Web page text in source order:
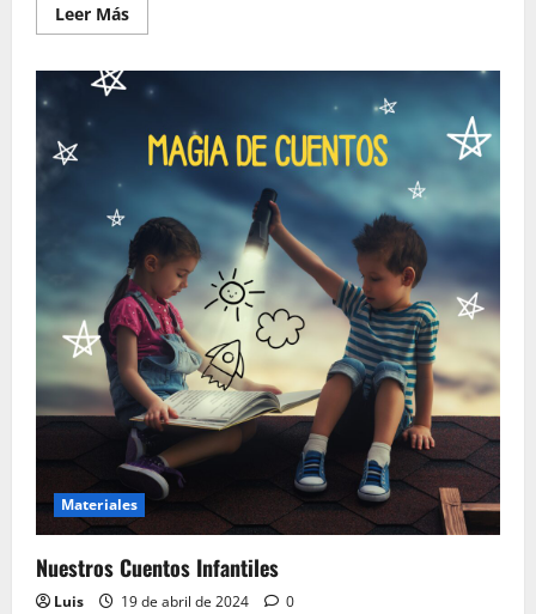
Leer MásLeer
más
de
Materiales
Nuestros Cuentos Infantiles
Luis 19 de abril de 2024 0